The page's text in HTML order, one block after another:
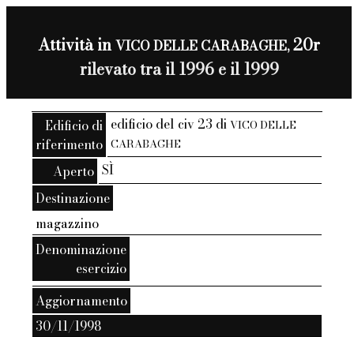
Attività inVICO DELLE CARABAGHE,20r
rilevato tra il 1996 e il 1999
Edificio di
riferimento
edificio del civ 23 diVICO DELLE
CARABAGHE
Aperto SÌ
Destinazione
magazzino
Denominazione
esercizio
Aggiornamento
30/11/1998